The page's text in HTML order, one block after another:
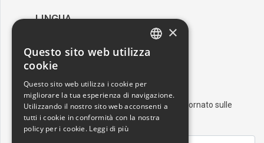
LINGUA
Iscriviti alla nostra newsletter e resta aggiornato sulle
ultime novità nel mondo dell'arte
×
Questo sito web utilizza
cookie
Questo sito web utilizza i cookie per
migliorare la tua esperienza di navigazione.
Utilizzando il nostro sito web acconsenti a
tutti i cookie in conformità con la nostra
policy per i cookie. Leggi di più